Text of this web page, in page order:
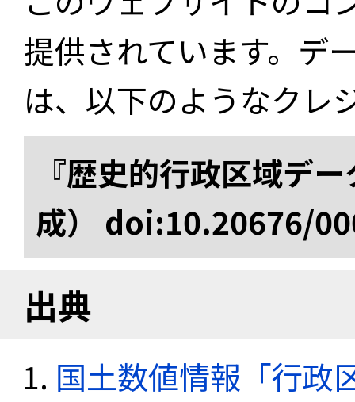
提供されています。デ
は、以下のようなクレ
『歴史的行政区域デ
成） doi:10.20676/
出典
国土数値情報「行政